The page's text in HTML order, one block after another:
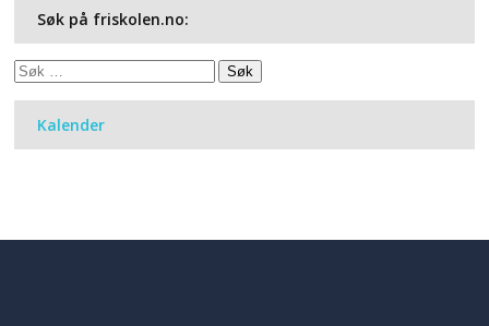
Søk på friskolen.no:
Søk
Kalender